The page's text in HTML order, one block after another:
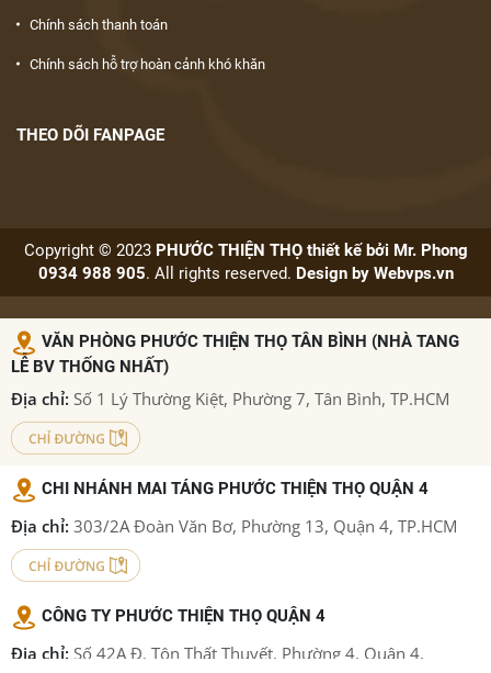
Chính sách thanh toán
Chính sách hỗ trợ hoàn cảnh khó khăn
THEO DÕI FANPAGE
Copyright © 2023 PHƯỚC THIỆN THỌ thiết kế bởi Mr. Phong
0934 988 905. All rights reserved. Design by Webvps.vn
VĂN PHÒNG PHƯỚC THIỆN THỌ TÂN BÌNH (NHÀ TANG
LỄ BV THỐNG NHẤT)
Địa chỉ: Số 1 Lý Thường Kiệt, Phường 7, Tân Bình, TP.HCM
CHI NHÁNH MAI TÁNG PHƯỚC THIỆN THỌ QUẬN 4
Địa chỉ: 303/2A Đoàn Văn Bơ, Phường 13, Quận 4, TP.HCM
CÔNG TY PHƯỚC THIỆN THỌ QUẬN 4
Địa chỉ: Số 42A Đ. Tôn Thất Thuyết, Phường 4, Quận 4,